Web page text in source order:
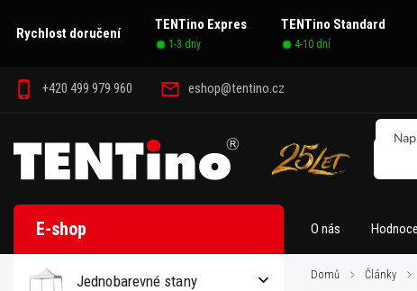
Rychlost doručení
TENTino Expres TENTino Standard
1-3 dny 4-10 dní
+420 499 979 960 eshop@tentino.cz
O nás
Domů / Články /
Jednobarevné stany